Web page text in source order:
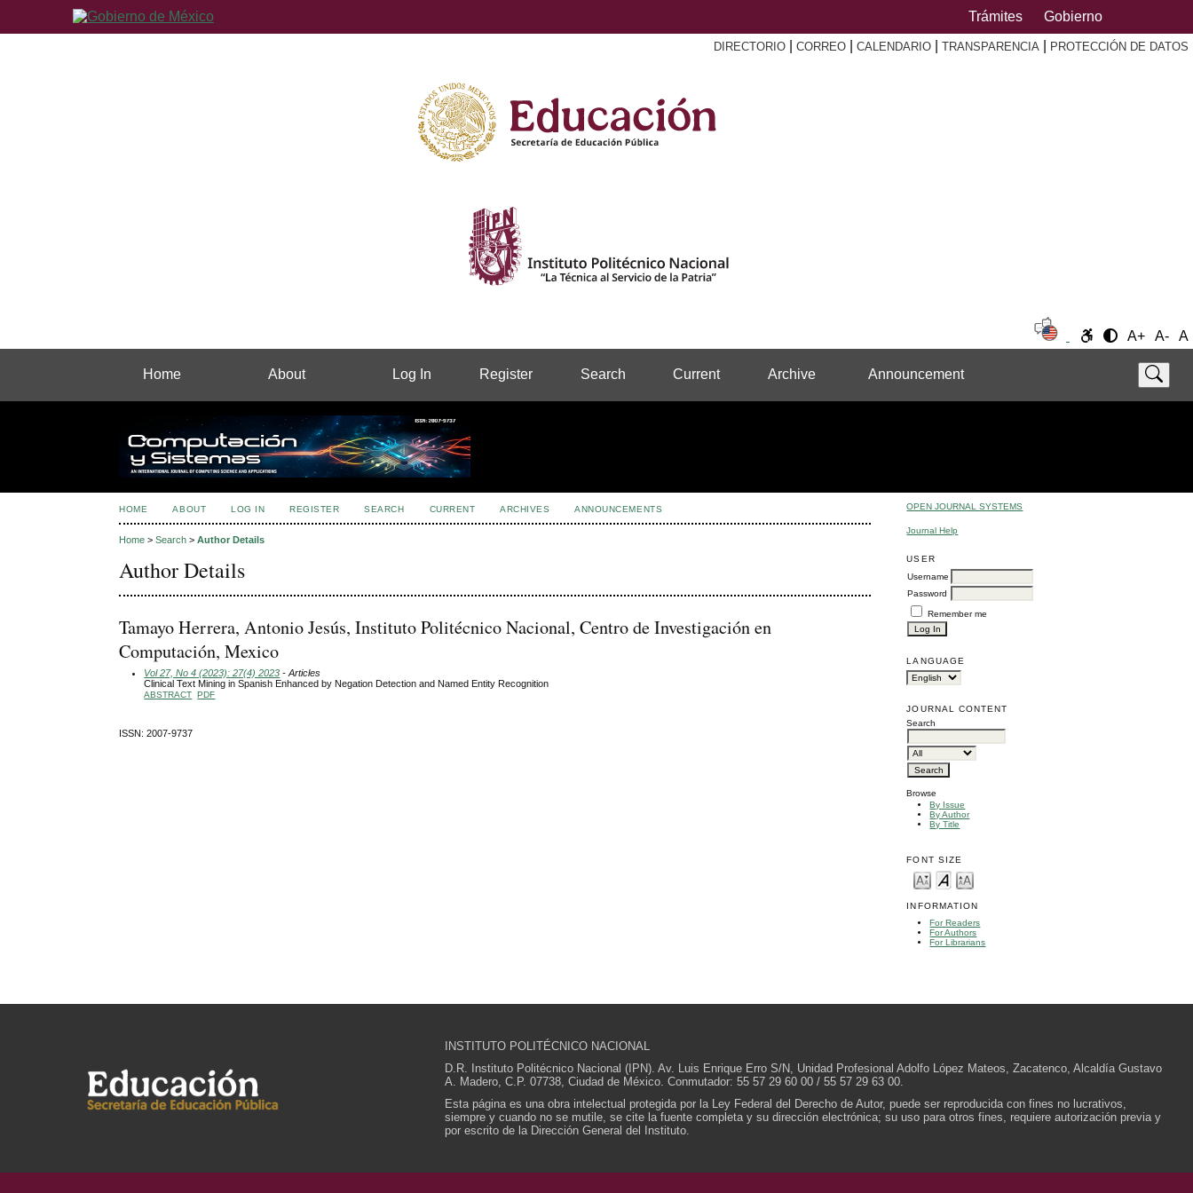
Trámites Gobierno
DIRECTORIO CORREO CALENDARIO TRANSPARENCIA PROTECCIÓN DE DATOS
A+ A- A
Home About Log In Register Search Current Archive Announcement
OPEN JOURNAL SYSTEMS
Journal Help
USER
Username
Password
Remember me
LANGUAGE
JOURNAL CONTENT
Search
Browse
By Issue
By Author
By Title
FONT SIZE
INFORMATION
For Readers
For Authors
For Librarians
HOME ABOUT LOG IN REGISTER SEARCH CURRENT ARCHIVES ANNOUNCEMENTS
Home >Search >Author Details
Author Details
Tamayo Herrera, Antonio Jesús, Instituto Politécnico Nacional, Centro de Investigación en
Computación, Mexico
Vol 27, No 4 (2023): 27(4) 2023 - Articles
Clinical Text Mining in Spanish Enhanced by Negation Detection and Named Entity Recognition
ABSTRACT PDF
ISSN: 2007-9737
INSTITUTO POLITÉCNICO NACIONAL
D.R. Instituto Politécnico Nacional (IPN). Av. Luis Enrique Erro S/N, Unidad Profesional Adolfo López Mateos, Zacatenco, Alcaldía Gustavo
A. Madero, C.P. 07738, Ciudad de México. Conmutador: 55 57 29 60 00 / 55 57 29 63 00.
Esta página es una obra intelectual protegida por la Ley Federal del Derecho de Autor, puede ser reproducida con fines no lucrativos,
siempre y cuando no se mutile, se cite la fuente completa y su dirección electrónica; su uso para otros fines, requiere autorización previa y
por escrito de la Dirección General del Instituto.